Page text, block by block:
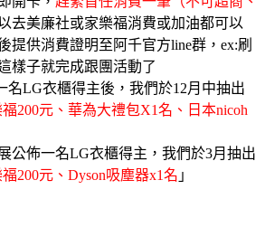
去美廉社或家樂福消費或加油都可以
提供消費證明至阿千官方line群，ex:刷
樣子就完成跟團活動了
名LG衣櫃得主後，我們於12月中抽出
200元、華為大禮包X1名、日本nicoh
公佈一名LG衣櫃得主，我們於3月抽出
200元、Dyson吸塵器x1名 」